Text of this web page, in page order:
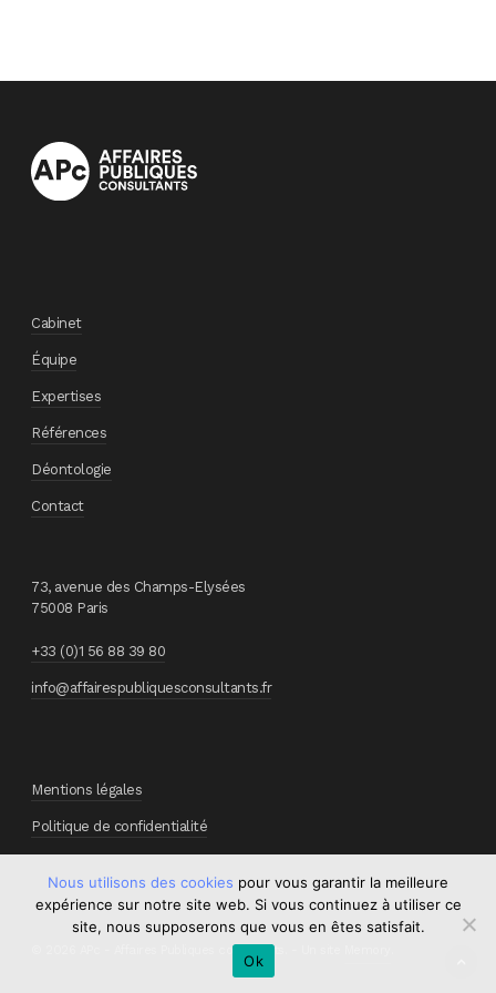
Cabinet
Équipe
Expertises
Références
Déontologie
Contact
73, avenue des Champs-Elysées
75008 Paris
+33 (0)1 56 88 39 80
info@affairespubliquesconsultants.fr
Mentions légales
Politique de confidentialité
© 2026 APc - Affaires Publiques consultants. - Un site
Nous utilisons des cookies pour vous garantir la meilleure
expérience sur notre site web. Si vous continuez à utiliser ce
site, nous supposerons que vous en êtes satisfait.
Ok